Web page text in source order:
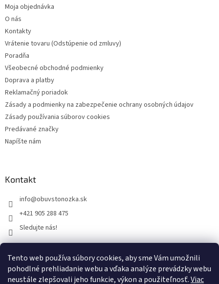
Tento web používa súbory cookies, aby sme Vám umožnili
pohodlné prehliadanie webu a vďaka analýze prevádzky webu
neustále zlepšovali jeho funkcie, výkon a použiteľnosť.Viac
Moja objednávka
O nás
Kontakty
Vrátenie tovaru (Odstúpenie od zmluvy)
Poradňa
Všeobecné obchodné podmienky
Doprava a platby
Reklamačný poriadok
Zásady a podmienky na zabezpečenie ochrany osobných údajov
Zásady používania súborov cookies
Predávané značky
Napíšte nám
Kontakt
info@obuvstonozka.sk
+421 905 288 475
Sledujte nás!
Facebook